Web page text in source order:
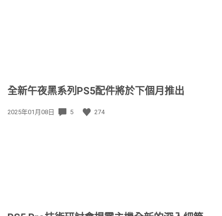
全新午夜黑系列PS5配件將於下個月推出
發
2025年01月08日 5 274